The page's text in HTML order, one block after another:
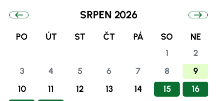
SRPEN 2026
PO ÚT ST ČT PÁ SO
NE
1
2
3
4 5 6 7 8
9
10
11 12 13 14 15
16